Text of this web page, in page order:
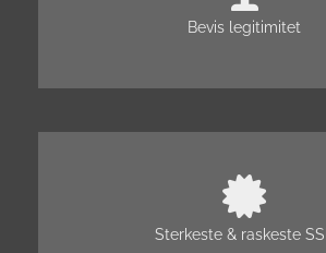
Bevis legitimitet
Sterkeste & raskeste SSL